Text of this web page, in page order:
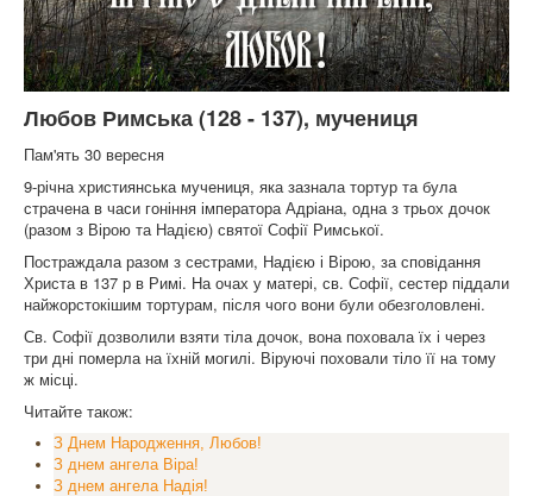
Любов Римська (128 - 137), мучениця
Пам'ять 30 вересня
9-річна християнська мучениця, яка зазнала тортур та була
страчена в часи гоніння імператора Адріана, одна з трьох дочок
(разом з Вірою та Надією) святої Софії Римської.
Постраждала разом з сестрами, Надією і Вірою, за сповідання
Христа в 137 р в Римі. На очах у матері, св. Софії, сестер піддали
найжорстокішим тортурам, після чого вони були обезголовлені.
Св. Софії дозволили взяти тіла дочок, вона поховала їх і через
три дні померла на їхній могилі. Віруючі поховали тіло її на тому
ж місці.
Читайте також:
З Днем Народження, Любов!
З днем ангела Віра!
З днем ангела Надія!